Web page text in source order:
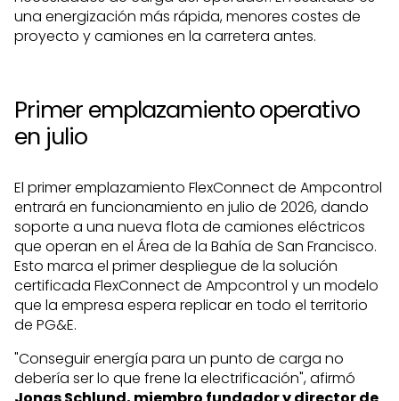
una energización más rápida, menores costes de
proyecto y camiones en la carretera antes.
Primer emplazamiento operativo
en julio
El primer emplazamiento FlexConnect de Ampcontrol
entrará en funcionamiento en julio de 2026, dando
soporte a una nueva flota de camiones eléctricos
que operan en el Área de la Bahía de San Francisco.
Esto marca el primer despliegue de la solución
certificada FlexConnect de Ampcontrol y un modelo
que la empresa espera replicar en todo el territorio
de PG&E.
"Conseguir energía para un punto de carga no
debería ser lo que frene la electrificación", afirmó